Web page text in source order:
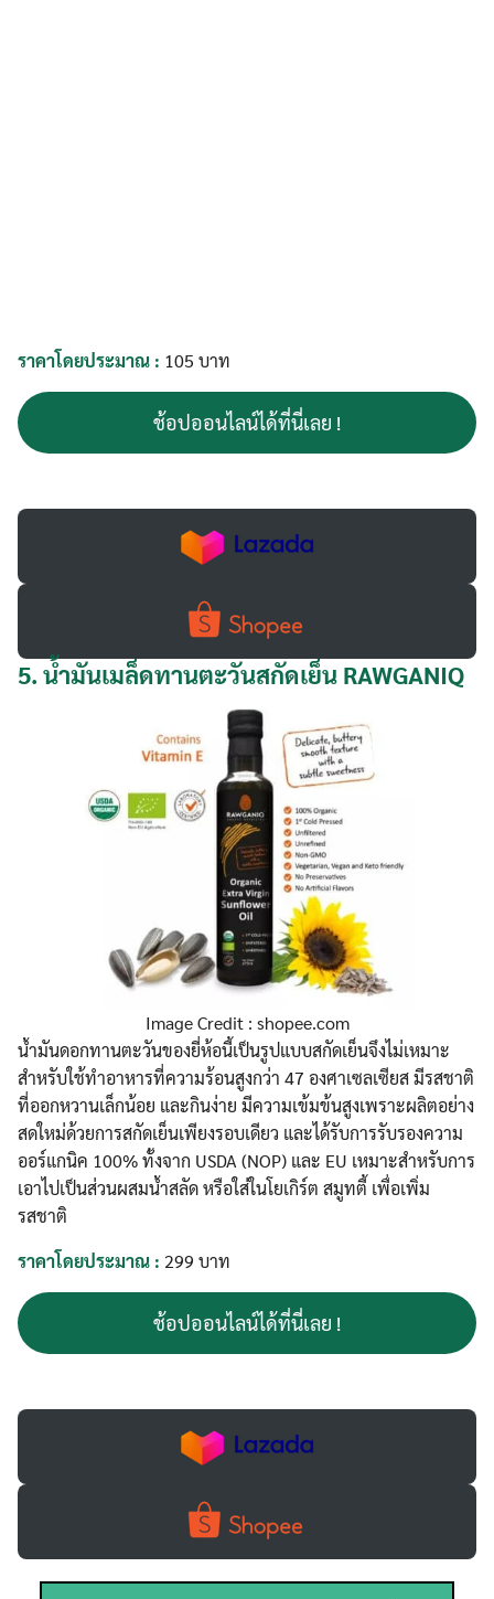
ราคาโดยประมาณ : 105 บาท
ช้อปออนไลน์ได้ที่นี่เลย !
5. น้ำมันเมล็ดทานตะวันสกัดเย็น RAWGANIQ
Image Credit : shopee.com
น้ำมันดอกทานตะวันของยี่ห้อนี้เป็นรูปแบบสกัดเย็นจึงไม่เหมาะ
สำหรับใช้ทำอาหารที่ความร้อนสูงกว่า 47 องศาเซลเซียส มีรสชาติ
ที่ออกหวานเล็กน้อย และกินง่าย มีความเข้มข้นสูงเพราะผลิตอย่าง
สดใหม่ด้วยการสกัดเย็นเพียงรอบเดียว และได้รับการรับรองความ
ออร์แกนิค 100% ทั้งจาก USDA (NOP) และ EU เหมาะสำหรับการ
เอาไปเป็นส่วนผสมน้ำสลัด หรือใส่ในโยเกิร์ต สมูทตี้ เพื่อเพิ่ม
รสชาติ
ราคาโดยประมาณ : 299 บาท
ช้อปออนไลน์ได้ที่นี่เลย !